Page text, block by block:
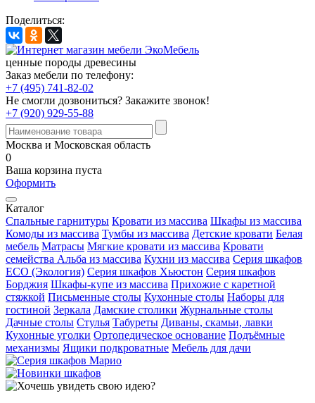
Поделиться:
ценные породы древесины
Заказ мебели по телефону:
+7 (495) 741-82-02
Не смогли дозвониться? Закажите звонок!
+7 (920) 929-55-88
Москва и Московская область
0
Ваша корзина пуста
Оформить
Каталог
Спальные гарнитуры Кровати из массива Шкафы из массива
Комоды из массива Тумбы из массива Детские кровати Белая
мебель Матрасы Мягкие кровати из массива Кровати
семейства Альба из массива Кухни из массива Серия шкафов
ECO (Экология) Серия шкафов Хьюстон Серия шкафов
Борджия Шкафы-купе из массива Прихожие с каретной
стяжкой Письменные столы Кухонные столы Наборы для
гостиной Зеркала Дамские столики Журнальные столы
Дачные столы Стулья Табуреты Диваны, скамьи, лавки
Кухонные уголки Ортопедическое основание Подъёмные
механизмы Ящики подкроватные Мебель для дачи